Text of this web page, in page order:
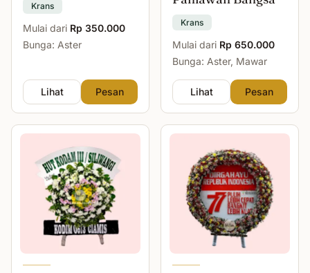
Krans
Mulai dari Rp 350.000
Bunga: Aster
Lihat Pesan
Krans
Mulai dari Rp 650.000
Bunga: Aster, Mawar
Lihat Pesan